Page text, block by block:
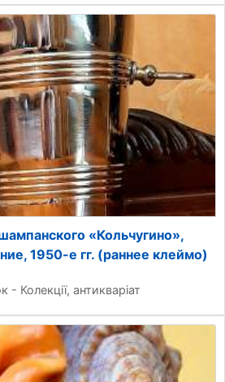
«Кольчугино»,
1950-е гг. (раннее клеймо)
- Колекції, антикваріат